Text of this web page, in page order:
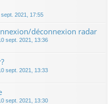
sept. 2021, 17:55
déconnexion radar
sept. 2021, 13:36
sept. 2021, 13:33
sept. 2021, 13:30